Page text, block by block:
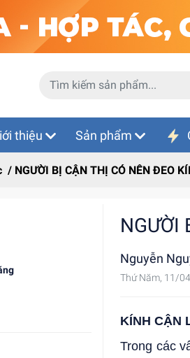
thiệu Sản phẩm
/ NGƯỜI BỊ CẬN THỊ CÓ NÊN ĐEO
NGƯỜI
Nguyễn
Thứ Năm, 11/
KÍNH CẬN
Trong các